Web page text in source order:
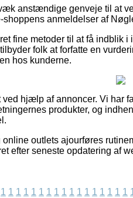
anstændige genveje til at
anmeldelser af
fine metoder til at få indblik
folk at forfatte en
hos kunderne.
hjælp af annoncer. Vi har
produkter, og
outlets ajourføres
efter seneste opdatering af
1 1 1 1 1 1 1 1 1 1 1 1 1 1 1 1 1